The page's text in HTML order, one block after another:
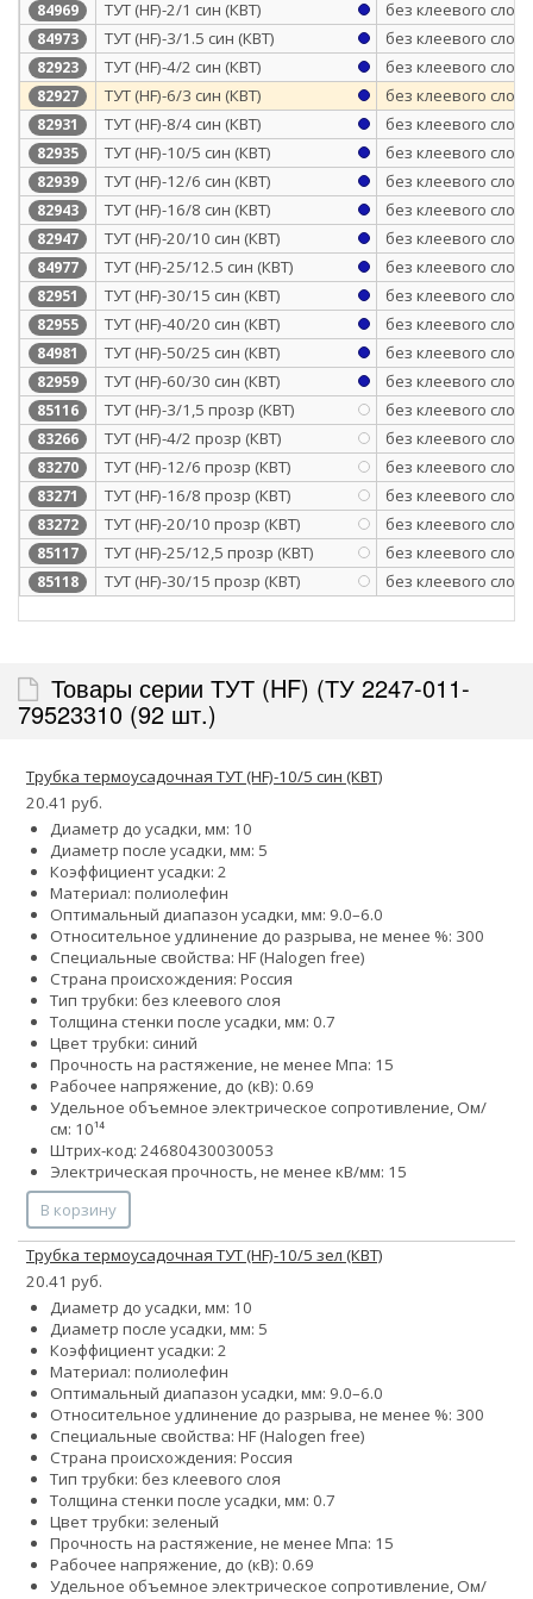
84969 ТУТ (HF)-2/1 син (КВТ) без клеевого слоя
84973 ТУТ (HF)-3/1.5 син (КВТ) без клеевого слоя
82923 ТУТ (HF)-4/2 син (КВТ) без клеевого слоя
82927 ТУТ (HF)-6/3 син (КВТ) без клеевого слоя
82931 ТУТ (HF)-8/4 син (КВТ) без клеевого слоя
82935 ТУТ (HF)-10/5 син (КВТ) без клеевого слоя
82939 ТУТ (HF)-12/6 син (КВТ) без клеевого слоя
82943 ТУТ (HF)-16/8 син (КВТ) без клеевого слоя
82947 ТУТ (HF)-20/10 син (КВТ) без клеевого слоя
84977 ТУТ (HF)-25/12.5 син (КВТ) без клеевого слоя
82951 ТУТ (HF)-30/15 син (КВТ) без клеевого слоя
82955 ТУТ (HF)-40/20 син (КВТ) без клеевого слоя
84981 ТУТ (HF)-50/25 син (КВТ) без клеевого слоя
82959 ТУТ (HF)-60/30 син (КВТ) без клеевого слоя
85116 ТУТ (HF)-3/1,5 прозр (КВТ) без клеевого слоя
83266 ТУТ (HF)-4/2 прозр (КВТ) без клеевого слоя
83270 ТУТ (HF)-12/6 прозр (КВТ) без клеевого слоя
83271 ТУТ (HF)-16/8 прозр (КВТ) без клеевого слоя
83272 ТУТ (HF)-20/10 прозр (КВТ) без клеевого слоя
85117 ТУТ (HF)-25/12,5 прозр (КВТ) без клеевого слоя
85118 ТУТ (HF)-30/15 прозр (КВТ) без клеевого слоя
Товары серии ТУТ (HF) (ТУ 2247-011-
79523310 (92 шт.)
Трубка термоусадочная ТУТ (HF)-10/5 син (КВТ)
20.41 руб.
Диаметр до усадки, мм: 10
Диаметр после усадки, мм: 5
Коэффициент усадки: 2
Материал: полиолефин
Оптимальный диапазон усадки, мм: 9.0–6.0
Относительное удлинение до разрыва, не менее %: 300
Специальные свойства: HF (Halogen free)
Страна происхождения: Россия
Тип трубки: без клеевого слоя
Толщина стенки после усадки, мм: 0.7
Цвет трубки: синий
Прочность на растяжение, не менее Мпа: 15
Рабочее напряжение, до (кВ): 0.69
Удельное объемное электрическое сопротивление, Ом/
см: 10¹⁴
Штрих-код: 24680430030053
Электрическая прочность, не менее кВ/мм: 15
В корзину
Трубка термоусадочная ТУТ (HF)-10/5 зел (КВТ)
20.41 руб.
Диаметр до усадки, мм: 10
Диаметр после усадки, мм: 5
Коэффициент усадки: 2
Материал: полиолефин
Оптимальный диапазон усадки, мм: 9.0–6.0
Относительное удлинение до разрыва, не менее %: 300
Специальные свойства: HF (Halogen free)
Страна происхождения: Россия
Тип трубки: без клеевого слоя
Толщина стенки после усадки, мм: 0.7
Цвет трубки: зеленый
Прочность на растяжение, не менее Мпа: 15
Рабочее напряжение, до (кВ): 0.69
Удельное объемное электрическое сопротивление, Ом/